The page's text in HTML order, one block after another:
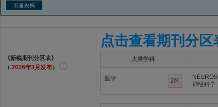
《新锐期刊分区表》
（ 2026年3月发布）
点击查看期刊分区
大类学科
医学 2区
神经科学